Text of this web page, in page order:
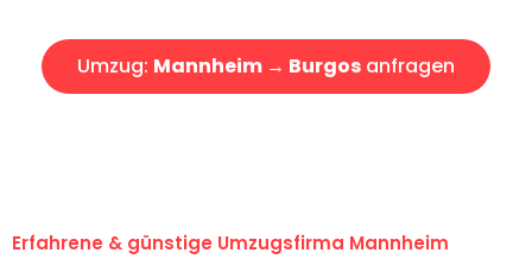
Umzug: Mannheim → Burgos anfragen
Erfahrene & günstige Umzugsfirma Mannheim